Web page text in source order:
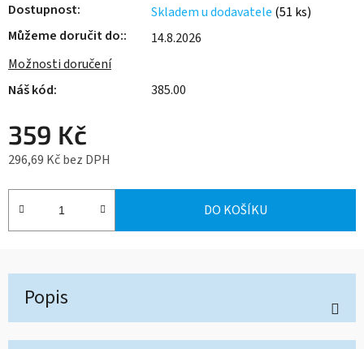
Dostupnost Skladem u dodavatele (51 ks)
Můžeme doručit do:
14.8.2026
Možnosti doručení
385.00
359 Kč
296,69 Kč bez DPH
Měrná cena:
DO KOŠÍKU
Popis